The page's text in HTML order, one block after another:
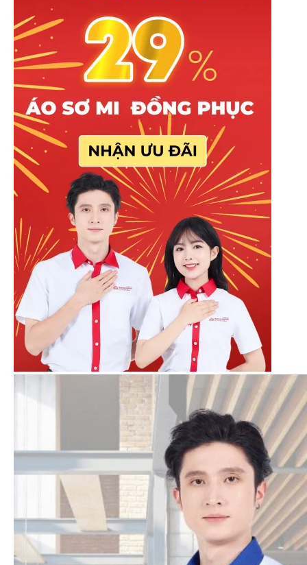
Bảng size chỉ mang tính chất tham
khảo. Ưu tiên thử size theo áo
thực tế (Mitu có bộ thử size riêng)
Ưu tiên chọn size thoải mái, ví dụ:
L/XL thì ưu tiên chọn size XL.
Liên hệ ngay đội ngũ của Mitu để
được hướng dẫn chọn size chính
xác nhất.
Bảng giá áo sơ mi (sản xuất theo yêu cầu)